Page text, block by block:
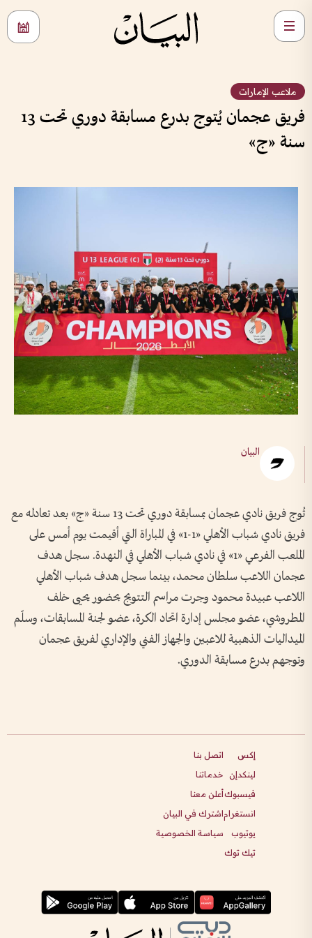
ملاعب الإمارات
فريق عجمان يُتوج بدرع مسابقة دوري تحت 13
سنة «ج»
البيان
تُوج فريق نادي عجمان بمسابقة دوري تحت 13 سنة «ج» بعد تعادله مع
فريق نادي شباب الأهلي «1-1» في المباراة التي أقيمت يوم أمس على
الملعب الفرعي «1» في نادي شباب الأهلي في النهدة. سجل هدف
عجمان اللاعب سلطان محمد، بينما سجل هدف شباب الأهلي
اللاعب عبيدة محمود وجرت مراسم التتويج بحضور يحيى خلف
المطروشي، عضو مجلس إدارة اتحاد الكرة، عضو لجنة المسابقات، وسلّم
الميداليات الذهبية للاعبين والجهاز الفني والإداري لفريق عجمان
وتوجهم بدرع مسابقة الدوري.
إكس
لينكدإن
فيسبوك
انستغرام
يوتيوب
تيك توك
اتصل بنا
خدماتنا
أعلن معنا
اشترك في البيان
سياسة الخصوصية